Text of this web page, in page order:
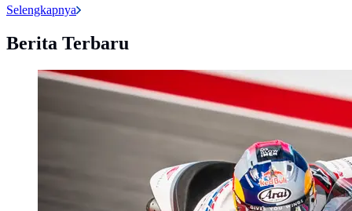
Selengkapnya
Berita Terbaru